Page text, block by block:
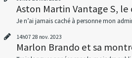
Aston Martin Vantage S,
Je n’ai jamais caché à personne mon
14h07 28 nov. 2023
Marlon Brando et sa